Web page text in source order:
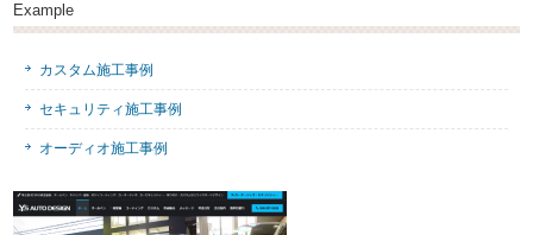
Example
カスタム施工事例
セキュリティ施工事例
オーディオ施工事例